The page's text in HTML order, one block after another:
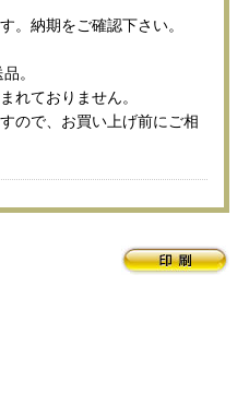
。納期をご確認下さい。
。
れておりません。
ので、お買い上げ前にご相